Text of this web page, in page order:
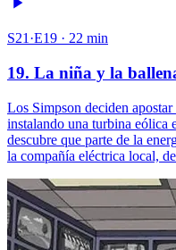
S21·E19 · 22 min
19. La niña y la
Los Simpson deciden
instalando una turbina eólica
descubre que parte de la
la compañía eléctrica local,